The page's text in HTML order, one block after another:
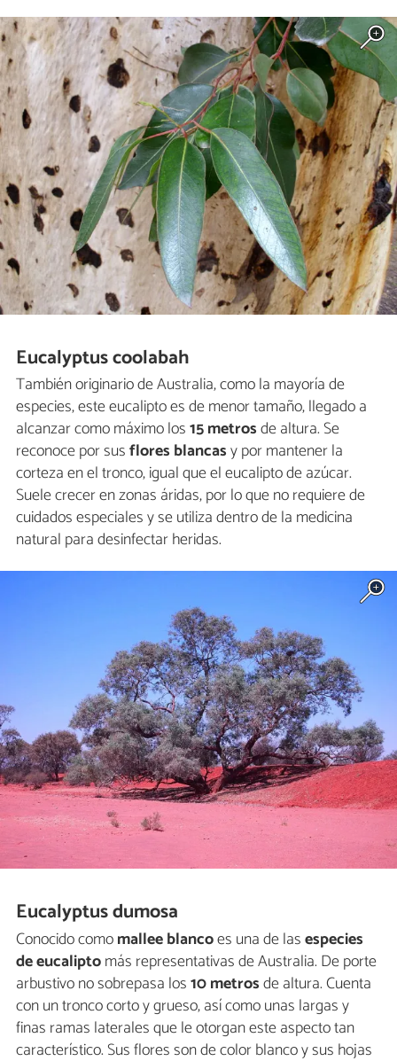
Eucalyptus coolabah
También originario de Australia, como la mayoría de
especies, este eucalipto es de menor tamaño, llegado a
alcanzar como máximo los15 metrosde altura. Se
reconoce por susflores blancasy por mantener la
corteza en el tronco, igual que el eucalipto de azúcar.
Suele crecer en zonas áridas, por lo que no requiere de
cuidados especiales y se utiliza dentro de la medicina
natural para desinfectar heridas.
Eucalyptus dumosa
Conocido comomallee blancoes una de lasespecies
de eucaliptomás representativas de Australia. De porte
arbustivo no sobrepasa los10 metrosde altura. Cuenta
con un tronco corto y grueso, así como unas largas y
finas ramas laterales que le otorgan este aspecto tan
característico. Sus flores son de color blanco y sus hojas